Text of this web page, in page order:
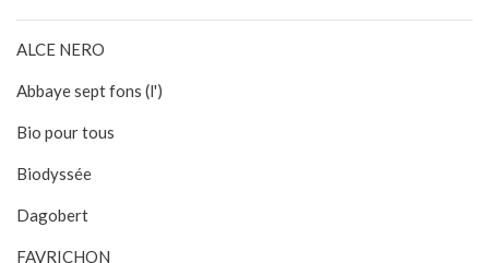
ALCE NERO
Abbaye sept fons (l')
Bio pour tous
Biodyssée
Dagobert
FAVRICHON